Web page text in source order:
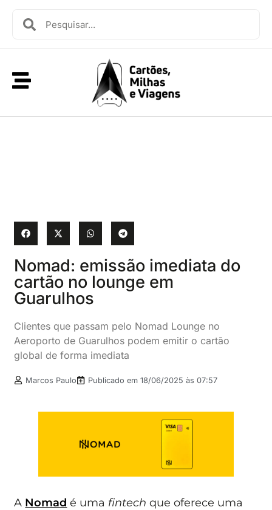
Nomad: emissão imediata do
cartão no lounge em
Guarulhos
Clientes que passam pelo Nomad Lounge no
Aeroporto de Guarulhos podem emitir o cartão
global de forma imediata
Marcos Paulo Publicado em18/06/2025 às 07:57
A Nomad é uma fintech que oferece uma